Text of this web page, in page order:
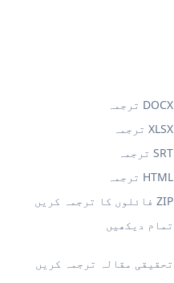
تحقیقی مقالہ ترجمہ کریں
DOCX ترجمہ
XLSX ترجمہ
SRT ترجمہ
HTML ترجمہ
ZIP فائلوں کا ترجمہ کریں
تمام دیکھیں